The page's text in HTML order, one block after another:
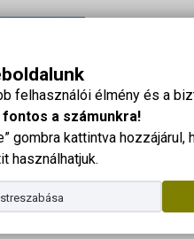
felhasználói élmény és a
a számunkra!
gombra kattintva hozzájárul,
használhatjuk.
szakterület
Keszthelyi
2026-ban 35.